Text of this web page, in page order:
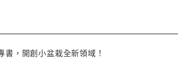
，開創小盆栽全新領域！